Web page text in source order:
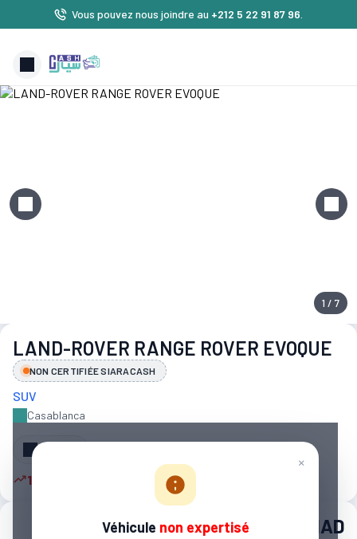
Vous pouvez nous joindre au +212 5 22 91 87 96
1 / 7
LAND-ROVER RANGE ROVER EVOQUE
NON CERTIFIÉE SIARACASH
SUV
Casablanca
×
Véhicule non expertisé
Partager
10 autres personnes sont intéressées
250 000 MAD